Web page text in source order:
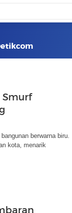
Smurf
berwarna biru.
kota, menarik